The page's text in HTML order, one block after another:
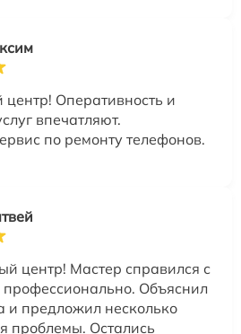
Оперативность и
впечатляют.
по ремонту телефонов.
центр! Мастер справился с
Объяснил
и предложил несколько
проблемы. Остались